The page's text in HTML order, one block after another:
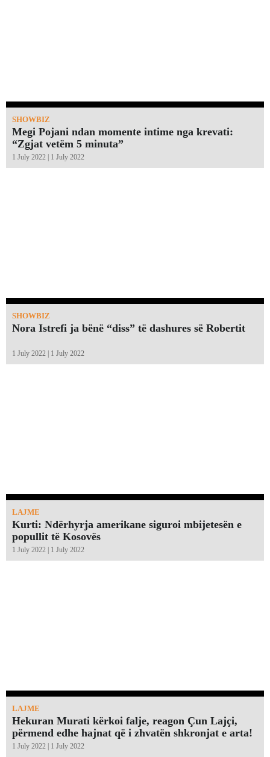
SHOWBIZ
Megi Pojani ndan momente intime nga krevati:
“Zgjat vetëm 5 minuta”￼
1 July 2022 | 1 July 2022
SHOWBIZ
Nora Istrefi ja bënë “diss” të dashures së Robertit
1 July 2022 | 1 July 2022
LAJME
Kurti: Ndërhyrja amerikane siguroi mbijetesën e
popullit të Kosovës
1 July 2022 | 1 July 2022
LAJME
Hekuran Murati kërkoi falje, reagon Çun Lajçi,
përmend edhe hajnat që i zhvatën shkronjat e arta!￼
1 July 2022 | 1 July 2022